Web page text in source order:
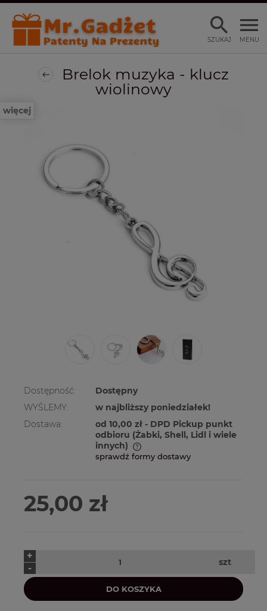
MENU
SZUKAJ
więcej
Brelok muzyka - klucz
wiolinowy
Dostępność:
Dostępny
WYŚLEMY:
w najbliższy poniedziałek!
Dostawa:
od 10,00 zł - DPD Pickup punkt
odbioru (Żabki, Shell, Lidl i wiele
innych)
Cena nie zawiera ewentualnych kosztów
sprawdź formy dostawy
25,00 zł
-
+
szt
DO KOSZYKA